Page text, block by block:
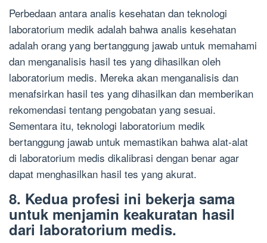
Perbedaan antara analis kesehatan dan teknologi
laboratorium medik adalah bahwa analis kesehatan
adalah orang yang bertanggung jawab untuk memahami
dan menganalisis hasil tes yang dihasilkan oleh
laboratorium medis. Mereka akan menganalisis dan
menafsirkan hasil tes yang dihasilkan dan memberikan
rekomendasi tentang pengobatan yang sesuai.
Sementara itu, teknologi laboratorium medik
bertanggung jawab untuk memastikan bahwa alat-alat
di laboratorium medis dikalibrasi dengan benar agar
dapat menghasilkan hasil tes yang akurat.
8. Kedua profesi ini bekerja sama
untuk menjamin keakuratan hasil
dari laboratorium medis.